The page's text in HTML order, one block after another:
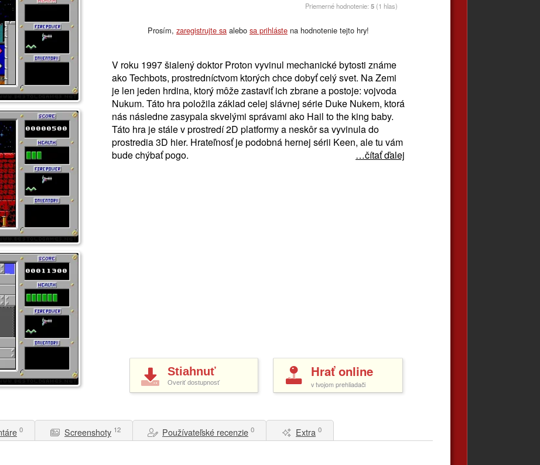
Priemerné hodnotenie: 5 (1 hlas)
Prosím, zaregistrujte sa alebo sa prihláste na hodnotenie tejto hry!
V roku 1997 šialený doktor Proton vyvinul mechanické bytosti známe
ako Techbots, prostredníctvom ktorých chce dobyť celý svet. Na Zemi
je len jeden hrdina, ktorý môže zastaviť ich zbrane a postoje: vojvoda
Nukum. Táto hra položila základ celej slávnej série Duke Nukem, ktorá
nás následne zasypala skvelými správami ako Hail to the king baby.
Táto hra je stále v prostredí 2D platformy a neskôr sa vyvinula do
prostredia 3D hier. Hrateľnosť je podobná hernej sérii Keen, ale tu vám
bude chýbať pogo.
…čítať ďalej
Stiahnuť
Overiť dostupnosť
Hrať online
v tvojom prehliadači
0 Screenshoty 12 Používateľské recenzie 0 Extra 0